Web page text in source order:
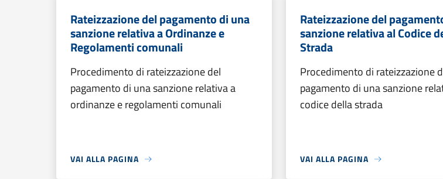
Rateizzazione del pagamento di una
sanzione relativa a Ordinanze e
Regolamenti comunali
Procedimento di rateizzazione del
pagamento di una sanzione relativa a
ordinanze e regolamenti comunali
VAI ALLA PAGINA
Rateizzazione del
sanzione relativa al Codice
Strada
Procedimento di rateizzazione
pagamento di una sanzione
codice della strada
VAI ALLA PAGINA